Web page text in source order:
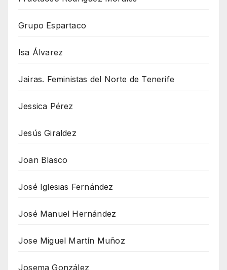
Grupo Espartaco
Isa Álvarez
Jairas. Feministas del Norte de Tenerife
Jessica Pérez
Jesús Giraldez
Joan Blasco
José Iglesias Fernández
José Manuel Hernández
Jose Miguel Martín Muñoz
Josema González